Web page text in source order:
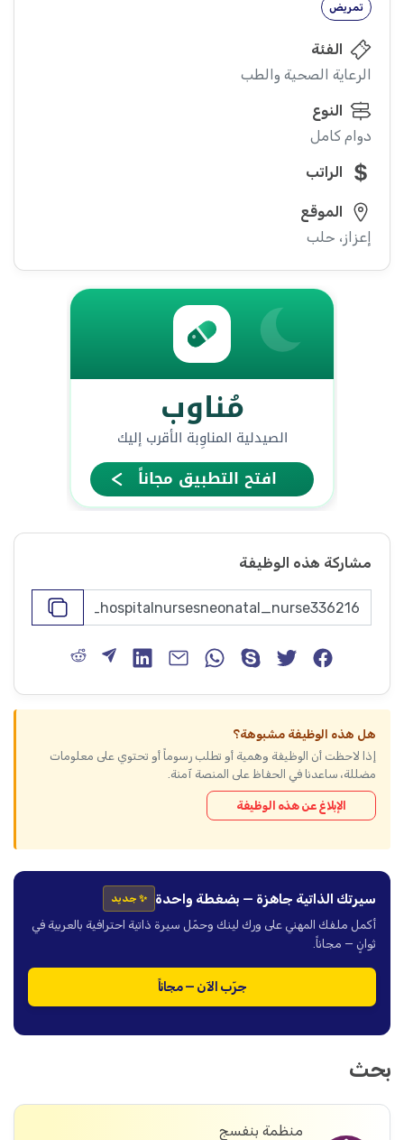
تمريض
الفئة
الرعاية الصحية والطب
النوع
دوام كامل
الراتب
الموقع
إعزاز، حلب
مشاركة هذه الوظيفة
هل هذه الوظيفة مشبوهة؟
إذا لاحظت أن الوظيفة وهمية أو تطلب رسوماً أو تحتوي على معلومات
مضللة، ساعدنا في الحفاظ على المنصة آمنة.
الإبلاغ عن هذه الوظيفة
سيرتك الذاتية جاهزة — بضغطة واحدة ✨ جديد
أكمل ملفك المهني على ورك لينك وحمّل سيرة ذاتية احترافية بالعربية في
ثوانٍ — مجاناً.
جرّب الآن — مجاناً
بحث
منظمة بنفسج